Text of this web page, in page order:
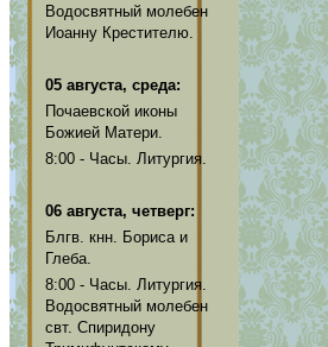
Водосвятный молебен
Иоанну Крестителю.
05 августа, среда:
Почаевской иконы
Божией Матери.
8:00 - Часы. Литургия.
06 августа, четверг:
Блгв. кнн. Бориса и
Глеба.
8:00 - Часы. Литургия.
Водосвятный молебен
свт. Спиридону